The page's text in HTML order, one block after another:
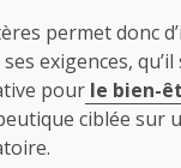
permet donc
exigences, qu’il
pour le bien-
ciblée sur